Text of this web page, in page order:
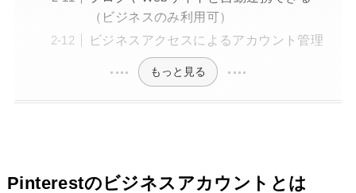
（ビジネスのみ利用可）
ビジネスアクセスによるアカウント管理
もっと見る
Pinterestのビジネスアカウントとは